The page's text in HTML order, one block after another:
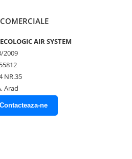
AIR SYSTEM
2009
NR.35
Arad
Contacteaza-ne